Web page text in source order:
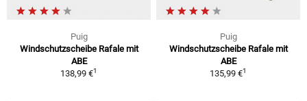
Puig
Windschutzscheibe Rafale mit
ABE
138,99 €1
Puig
Windschutzscheibe Rafale mit
ABE
135,99 €1